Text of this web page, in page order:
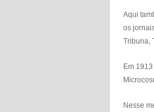
Aqui
os
Tribuna,
Em
Nesse